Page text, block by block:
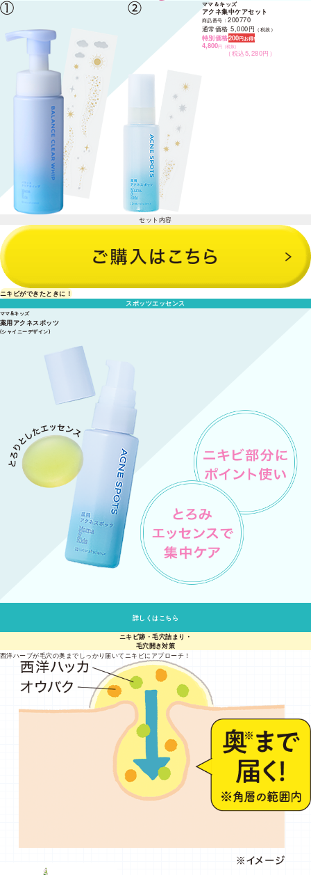
アクネ集中ケアセット
商品番号：200770
通常価格 5,000円 （税抜）
特別価格200円お得!
4,800円 （税抜）
（税込5,280円）
セット内容
・バランスクリアホイップ（シャイニーデザイン）200ml
・薬用アクネスポッツ（シャイニーデザイン）20ml 医薬部外品
ニキビができたときに！
スポッツエッセンス
ママ&キッズ
薬用アクネスポッツ
(シャイニーデザイン)
詳しくはこちら
ニキビ跡・毛穴詰まり・
毛穴開き対策
西洋ハーブが毛穴の奥までしっかり届いてニキビにアプローチ！